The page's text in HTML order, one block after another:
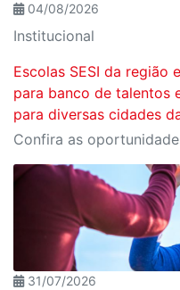
04/08/2026
Institucional
Escolas SESI da região
para banco de talentos
para diversas cidades
Confira as
31/07/2026